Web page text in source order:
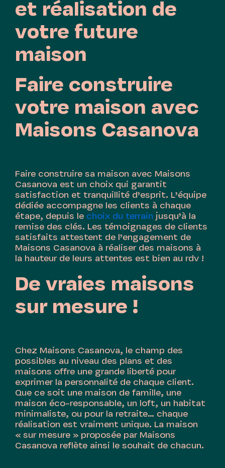
et réalisation de
votre future
maison
Faire construire
votre maison avec
Maisons Casanova
Faire construire sa maison avec Maisons
Casanova est un choix qui garantit
satisfaction et tranquillité d’esprit. L’équipe
dédiée accompagne les clients à chaque
étape, depuis le choix du terrain jusqu’à la
remise des clés. Les témoignages de clients
satisfaits attestent de l’engagement de
Maisons Casanova à réaliser des maisons à
la hauteur de leurs attentes est bien au rdv !
De vraies maisons
sur mesure !
Chez Maisons Casanova, le champ des
possibles au niveau des plans et des
maisons offre une grande liberté pour
exprimer la personnalité de chaque client.
Que ce soit une maison de famille, une
maison éco-responsable, un loft, un habitat
minimaliste, ou pour la retraite… chaque
réalisation est vraiment unique. La maison
« sur mesure » proposée par Maisons
Casanova reflète ainsi le souhait de chacun.